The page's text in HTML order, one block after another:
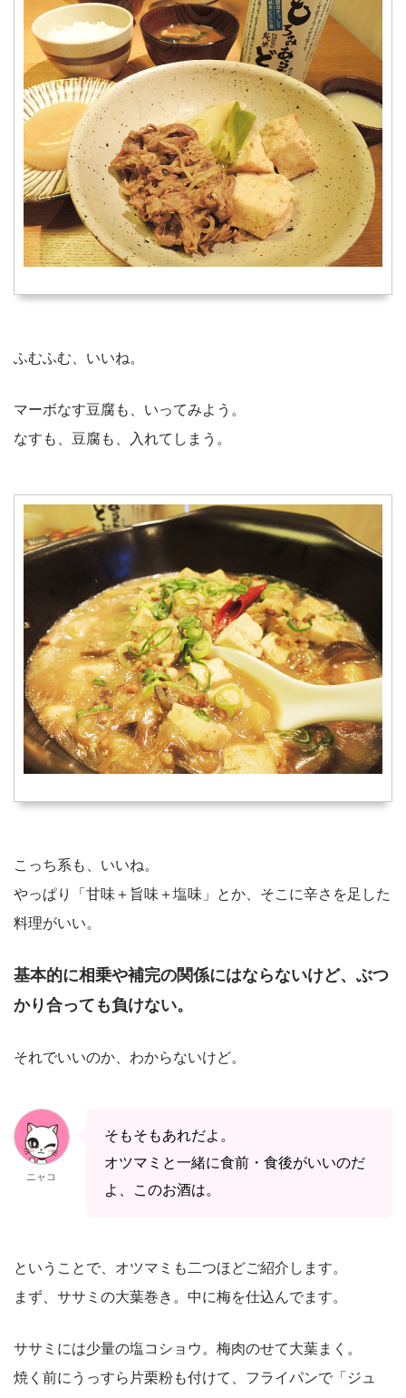
ふむふむ、いいね。
マーボなす豆腐も、いってみよう。
なすも、豆腐も、入れてしまう。
こっち系も、いいね。
やっぱり「甘味＋旨味＋塩味」とか、そこに辛さを足した
料理がいい。
基本的に相乗や補完の関係にはならないけど、ぶつ
かり合っても負けない。
それでいいのか、わからないけど。
ニャコ
そもそもあれだよ。
オツマミと一緒に食前・食後がいいのだ
よ、このお酒は。
ということで、オツマミも二つほどご紹介します。
まず、ササミの大葉巻き。中に梅を仕込んでます。
ササミには少量の塩コショウ。梅肉のせて大葉まく。
焼く前にうっすら片栗粉も付けて、フライパンで「ジュ